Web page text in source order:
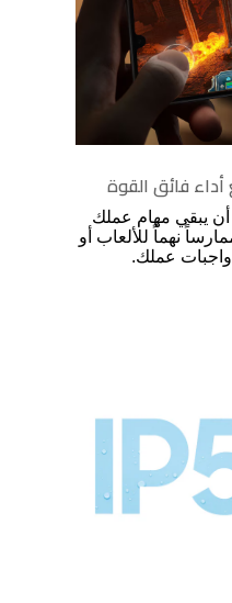
فائق القوة
أن يبقي مهام عملك
نهماً للألعاب أو
واجبات عملك.